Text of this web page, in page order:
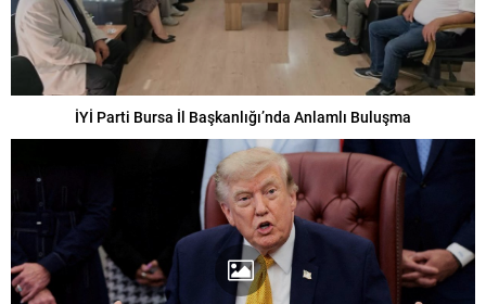
İYİ Parti Bursa İl Başkanlığı’nda Anlamlı Buluşma